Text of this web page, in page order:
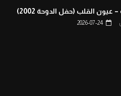
عيون القلب (حفل الدوحة 2002)
2026-07-24